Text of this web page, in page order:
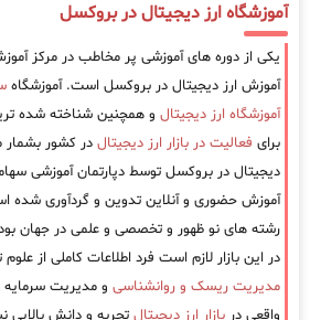
آموزشگاه ارز دیجیتال در بروکسل
یکی از دوره های آموزشی پر مخاطب در مرکز
آموزش ارز دیجیتال در بروکسل است. آموزشگاه
آموزشگاه ارز دیجیتال و همچنین شناخته شده
برای فعالیت در بازار ارز دیجیتال در کشور بشمار
دیجیتال در بروکسل توسط دپارتمان آموزشی
آموزش حضوری و آنلاین تدوین و گردآوری شده
رشته های نو ظهور و تخصصی و علمی در جهان
در این بازار لازم است فرد اطلاعات کاملی از
مدیریت ریسک و روانشناسی و مدیریت سرمایه
واقعی در بازار ارز دیجیتال تجربه و دانش بالایی